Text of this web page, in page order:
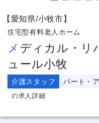
【愛知県/小牧市】
住宅型有料老人ホーム
メディカル・リハビリホームボンセジ
ュール小牧
介護スタッフ パート・
の求人詳細